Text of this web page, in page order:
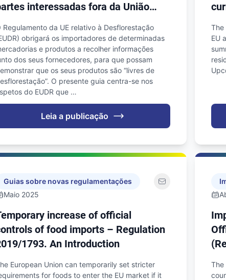
interessadas fora da União
Regulamento da UE relativo à Desflorestação
obrigará os importadores de determinadas
e produtos a recolher informações
dos seus fornecedores, para que possam
que os seus produtos são “livres de
O presente guia centra-se nos
do EUDR que …
Leia a publicação
The
EU
Guias sobre novas regulamentações
Maio 2025
increase of official
of food imports – Regulation
1793. An Introduction
European Union can temporarily set stricter
for foods to enter the EU market if it
The